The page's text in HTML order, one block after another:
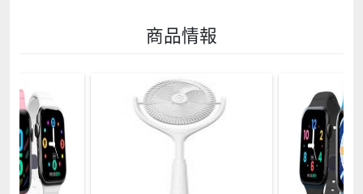
商品情報